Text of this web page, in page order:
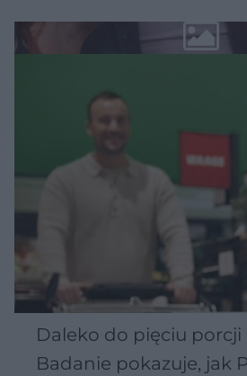
Daleko do pięciu porcji
Badanie pokazuje, jak